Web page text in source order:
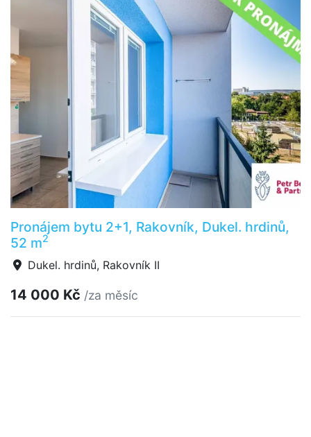
Pronájem bytu 2+1, Rakovník, Dukel. hrdinů,
52 m2
Dukel. hrdinů, Rakovník II
14 000 Kč /za měsíc